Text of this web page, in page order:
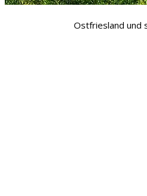
Ostfriesland und